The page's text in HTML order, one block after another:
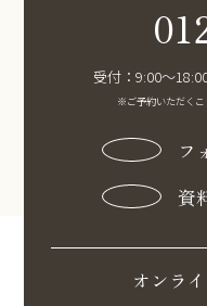
受付：9:00〜
※ご予約いただくこ
フ
資
オンラ